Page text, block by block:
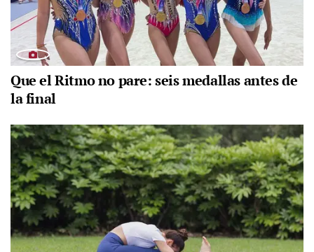
Que el Ritmo no pare: seis medallas antes de
la final